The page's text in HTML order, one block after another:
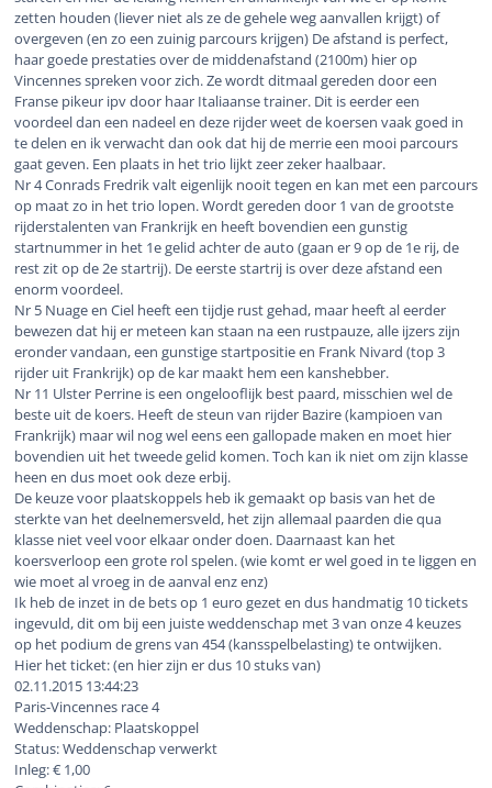
zetten houden (liever niet als ze de gehele weg aanvallen krijgt) of
overgeven (en zo een zuinig parcours krijgen) De afstand is perfect,
haar goede prestaties over de middenafstand (2100m) hier op
Vincennes spreken voor zich. Ze wordt ditmaal gereden door een
Franse pikeur ipv door haar Italiaanse trainer. Dit is eerder een
voordeel dan een nadeel en deze rijder weet de koersen vaak goed in
te delen en ik verwacht dan ook dat hij de merrie een mooi parcours
gaat geven. Een plaats in het trio lijkt zeer zeker haalbaar.
Nr 4 Conrads Fredrik valt eigenlijk nooit tegen en kan met een parcours
op maat zo in het trio lopen. Wordt gereden door 1 van de grootste
rijderstalenten van Frankrijk en heeft bovendien een gunstig
startnummer in het 1e gelid achter de auto (gaan er 9 op de 1e rij, de
rest zit op de 2e startrij). De eerste startrij is over deze afstand een
enorm voordeel.
Nr 5 Nuage en Ciel heeft een tijdje rust gehad, maar heeft al eerder
bewezen dat hij er meteen kan staan na een rustpauze, alle ijzers zijn
eronder vandaan, een gunstige startpositie en Frank Nivard (top 3
rijder uit Frankrijk) op de kar maakt hem een kanshebber.
Nr 11 Ulster Perrine is een ongelooflijk best paard, misschien wel de
beste uit de koers. Heeft de steun van rijder Bazire (kampioen van
Frankrijk) maar wil nog wel eens een gallopade maken en moet hier
bovendien uit het tweede gelid komen. Toch kan ik niet om zijn klasse
heen en dus moet ook deze erbij.
De keuze voor plaatskoppels heb ik gemaakt op basis van het de
sterkte van het deelnemersveld, het zijn allemaal paarden die qua
klasse niet veel voor elkaar onder doen. Daarnaast kan het
koersverloop een grote rol spelen. (wie komt er wel goed in te liggen en
wie moet al vroeg in de aanval enz enz)
Ik heb de inzet in de bets op 1 euro gezet en dus handmatig 10 tickets
ingevuld, dit om bij een juiste weddenschap met 3 van onze 4 keuzes
op het podium de grens van 454 (kansspelbelasting) te ontwijken.
Hier het ticket: (en hier zijn er dus 10 stuks van)
02.11.2015 13:44:23
Paris-Vincennes race 4
Weddenschap: Plaatskoppel
Status: Weddenschap verwerkt
Inleg: € 1,00